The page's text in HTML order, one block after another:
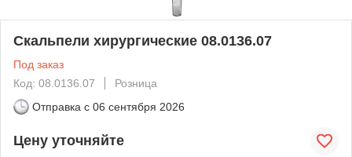
Скальпели хирургические 08.0136.07
Под заказ
Код: 08.0136.07
Розница
Отправка с 06 сентября 2026
Цену уточняйте